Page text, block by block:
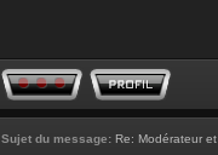
Sujet du message: Re: Modérateur